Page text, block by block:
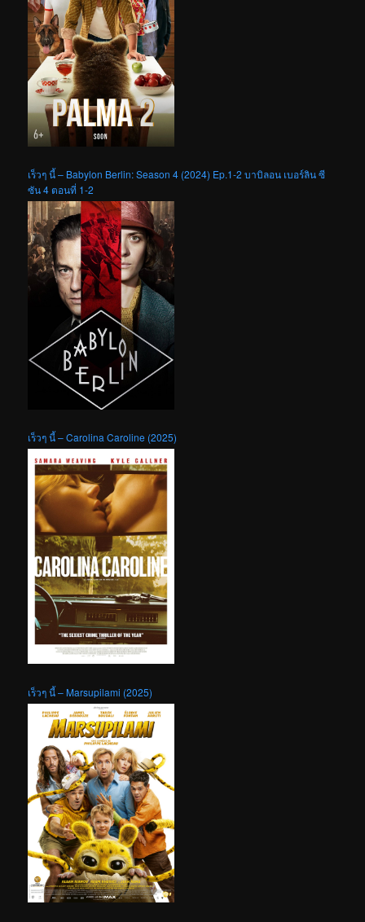
เร็วๆ นี้ – Babylon Berlin: Season 4 (2024) Ep.1-2 บาบิลอน เบอร์ลิน ซี
ซัน 4 ตอนที่ 1-2
เร็วๆ นี้ – Carolina Caroline (2025)
เร็วๆ นี้ – Marsupilami (2025)